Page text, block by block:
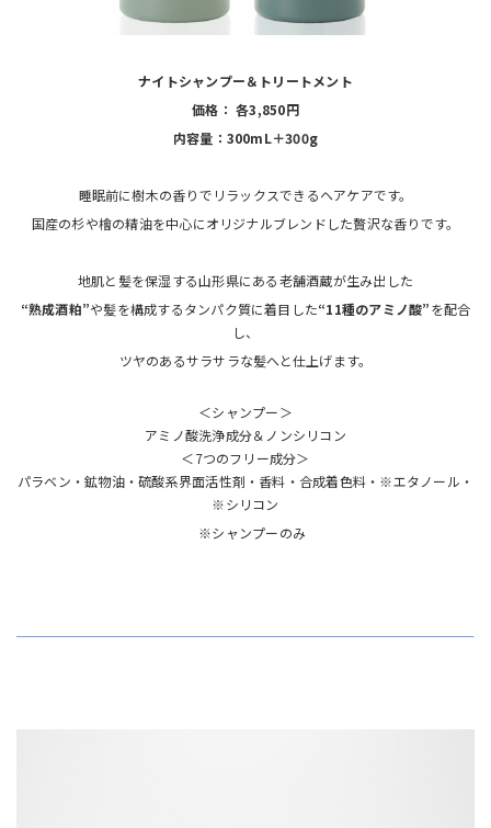
ナイトシャンプー＆トリートメント
価格： 各3,850円
内容量：300mL＋300g
睡眠前に樹木の香りでリラックスできるヘアケアです。
国産の杉や檜の精油を中心にオリジナルブレンドした贅沢な香りです。
地肌と髪を保湿する山形県にある老舗酒蔵が生み出した
“熟成酒粕”や髪を構成するタンパク質に着目した“11種のアミノ酸”を配合
し、
ツヤのあるサラサラな髪へと仕上げます。
＜シャンプー＞
アミノ酸洗浄成分＆ノンシリコン
＜7つのフリー成分＞
パラベン・鉱物油・硫酸系界面活性剤・香料・合成着色料・※エタノール・
※シリコン
※シャンプーのみ